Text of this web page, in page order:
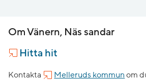
Om Vänern, Näs sandar
Hitta hit
Kontakta Melleruds kommun om